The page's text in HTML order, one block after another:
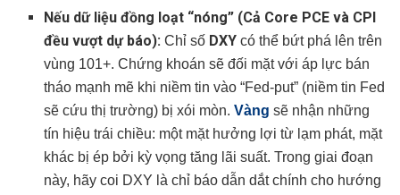
Nếu dữ liệu đồng loạt “nóng” (Cả Core PCE và CPI
đều vượt dự báo): Chỉ số DXY có thể bứt phá lên trên
vùng 101+. Chứng khoán sẽ đối mặt với áp lực bán
tháo mạnh mẽ khi niềm tin vào “Fed-put” (niềm tin Fed
sẽ cứu thị trường) bị xói mòn.Vàng sẽ nhận những
tín hiệu trái chiều: một mặt hưởng lợi từ lạm phát, mặt
khác bị ép bởi kỳ vọng tăng lãi suất. Trong giai đoạn
này, hãy coi DXY là chỉ báo dẫn dắt chính cho hướng